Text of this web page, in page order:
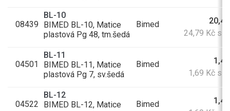
08439
BL-10
BIMED BL-10, Matice
plastová Pg 48, tm.šedá
Bimed
24,79 Kč s
04501
BL-11
BIMED BL-11, Matice
plastová Pg 7, sv.šedá
Bimed
1,69 Kč s
04522
BL-12
BIMED BL-12, Matice
Bimed